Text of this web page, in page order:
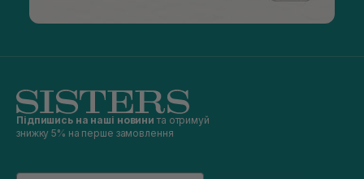
Підпишись на наші новини та отримуй
знижку 5% на перше замовлення